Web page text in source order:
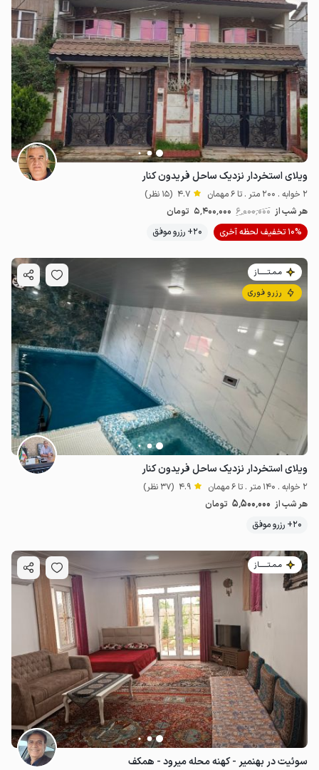
4.5میلیون ت 4.7 1.45میلیون ت 5
ویلای استخردار نزدیک ساحل فریدون کنار
2 خوابه . 200 متر . تا 6 مهمان 4.7 (15 نظر)
هر شب از 6٬000٬000 5٬400٬000 تومان
10% تخفیف لحظه آخری
20+ رزرو موفق
مـمـتــــــاز
رزرو فوری
ویلای استخردار نزدیک ساحل فریدون کنار
2 خوابه . 140 متر . تا 6 مهمان 4.9 (37 نظر)
هر شب از 5٬500٬000 تومان
20+ رزرو موفق
مـمـتــــــاز
سوئیت در بهنمیر - کهنه محله میرود - همکف